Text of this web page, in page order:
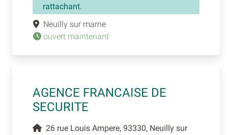
rattachant.
Neuilly sur marne
ouvert maintenant
AGENCE FRANCAISE DE
SECURITE
26 rue Louis Ampere, 93330, Neuilly sur